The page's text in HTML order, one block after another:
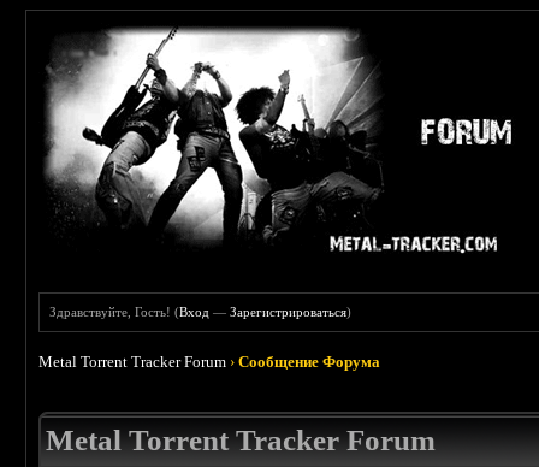
Здравствуйте, Гость! (Вход —Зарегистрироваться)
Metal Torrent Tracker Forum ›Сообщение Форума
Metal Torrent Tracker Forum